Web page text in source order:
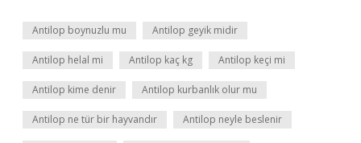
Antilop boynuzlu mu Antilop geyik midir
Antilop helal mi Antilop kaç kg Antilop keçi mi
Antilop kime denir Antilop kurbanlık olur mu
Antilop ne tür bir hayvandır Antilop neyle beslenir